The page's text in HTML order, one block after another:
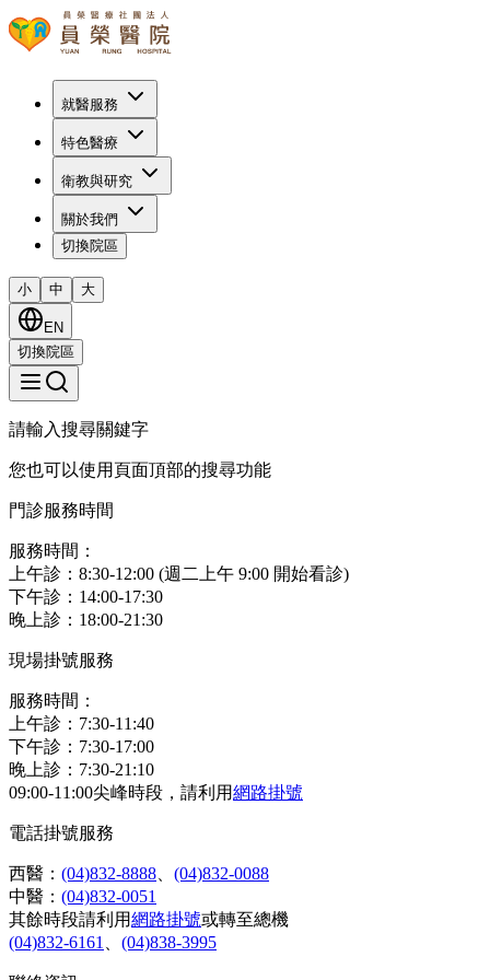
就醫服務
特色醫療
衛教與研究
關於我們
切換院區
小 中 大
EN
切換院區
請輸入搜尋關鍵字
您也可以使用頁面頂部的搜尋功能
門診服務時間
服務時間：
上午診：8:30-12:00 (週二上午 9:00 開始看診)
下午診：14:00-17:30
晚上診：18:00-21:30
現場掛號服務
服務時間：
上午診：7:30-11:40
下午診：7:30-17:00
晚上診：7:30-21:10
09:00-11:00尖峰時段，請利用網路掛號
電話掛號服務
西醫： (04)832-8888
(04)832-0088
中醫： (04)832-0051
其餘時段請利用網路掛號或轉至總機
(04)832-6161
(04)838-3995